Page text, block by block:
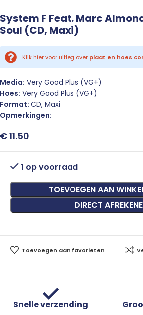
System F Feat. Marc
Soul (CD, Maxi)
Klik hier voor uitleg over plaat en hoes
Media: Very Good Plus (VG+)
Hoes: Very Good Plus (VG+)
Format: CD, Maxi
Opmerkingen:
€11.50
1 op voorraad
TOEVOEGEN AAN
DIRECT
Toevoegen aan favorieten
Snelle verzending